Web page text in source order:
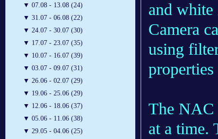
▼ 07.08 - 13.08 (24)
▼ 31.07 - 06.08 (22)
▼ 24.07 - 30.07 (30)
▼ 17.07 - 23.07 (35)
▼ 10.07 - 16.07 (39)
▼ 03.07 - 09.07 (31)
▼ 26.06 - 02.07 (29)
▼ 19.06 - 25.06 (29)
▼ 12.06 - 18.06 (37)
▼ 05.06 - 11.06 (38)
▼ 29.05 - 04.06 (25)
and
Camera
using
The NAC
at a time.